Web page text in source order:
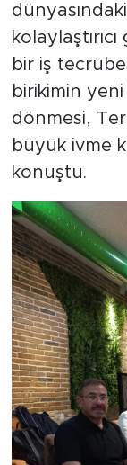
bir iş
birikimin yeni
dönmesi,
büyük ivme
konuştu.